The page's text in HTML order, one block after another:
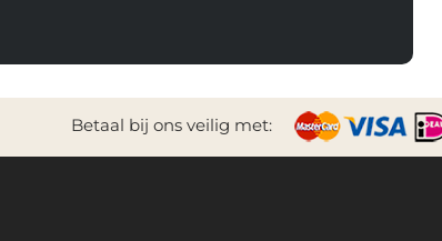
Betaal bij ons veilig met: